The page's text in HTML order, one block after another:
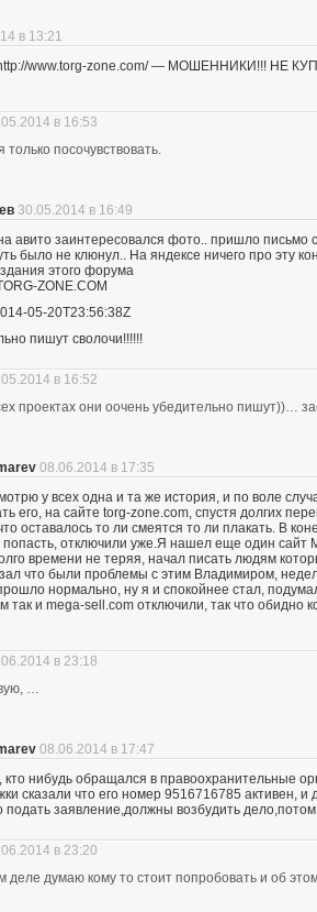
в 13:21
www.torg-zone.com/ — МОШЕННИКИ!!! НЕ
в 16:53
только посочувствовать.
30.05.2014 в 16:49
авито заинтересовался фото.. пришло
было не клюнул.. На яндексе ничего про
этого форума
ZONE.COM
05-20T23:56:38Z
пишут сволочи!!!!!!
в 16:52
проектах они оочень убедительно пишут))…
08.06.2014 в 17:35
у всех одна и та же история, и по воле
его, на сайте torg-zone.com, спустя долгих
оставалось то ли смеятся то ли плакать. В
отключили уже.Я нашел еще один
времени не теряя, начал писать людям
что были проблемы с этим Владимиром,
нормально, ну я и спокойнее стал,
так и mega-sell.com отключили, так что обидно
в 23:18
…
08.06.2014 в 17:47
нибудь обращался в правоохранительные
сказали что его номер 9516716785 активен,
подать заявление,должны возбудить
в 23:20
деле думаю кому то стоит попробовать и об